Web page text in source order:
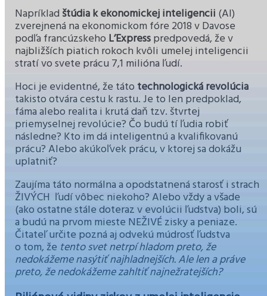
Napríklad štúdia k ekonomickej inteligencii (AI)
zverejnená na ekonomickom fóre 2018 v Davose
podľa francúzskeho L’Expresspredpovedá, že v
najbližších piatich rokoch kvôli umelej inteligencii
stratí vo svete prácu 7,1 milióna ľudí.
Hoci je evidentné, že táto technologická revolúcia
takisto otvára cestu k rastu. Je to len predpoklad,
fáma alebo realita i krutá daň tzv. štvrtej
priemyselnej revolúcie? Čo budú tí ľudia robiť
následne? Kto im dá inteligentnú a kvalifikovanú
prácu? Alebo akúkoľvek prácu, v ktorej sa dokážu
uplatniť?
Zaujíma táto normálna a opodstatnená starosť i strach
ŽIVÝCH ľudí vôbec niekoho? Alebo vždy a všade
(ako ostatne stále doteraz v evolúcii ľudstva) boli, sú
a budú na prvom mieste NEŽIVÉ zisky a peniaze.
Čitateľ určite pozná aj odvekú múdrosť ľudstva
o tom, že tento svet netrpí hladom preto, že
nedokážeme nasýtiť najhladnejších. Ale len a práve
preto, že nedokážeme zahltiť najnežratejších?